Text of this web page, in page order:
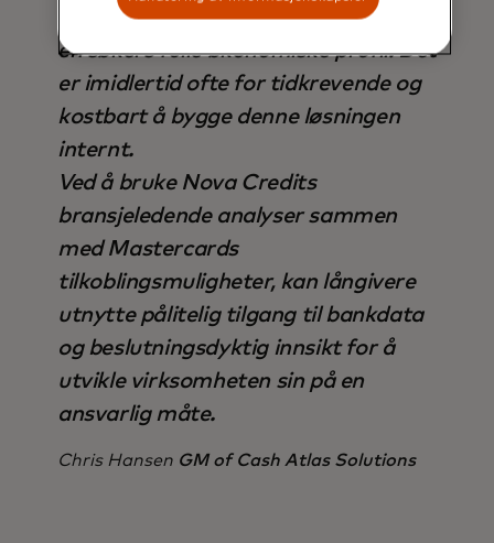
kredittvurdering for å bedre forstå
en søkers fulle økonomiske profil. Det
er imidlertid ofte for tidkrevende og
kostbart å bygge denne løsningen
internt.
Ved å bruke Nova Credits
bransjeledende analyser sammen
med Mastercards
tilkoblingsmuligheter, kan långivere
utnytte pålitelig tilgang til bankdata
og beslutningsdyktig innsikt for å
utvikle virksomheten sin på en
ansvarlig måte.
Chris Hansen GM of Cash Atlas Solutions